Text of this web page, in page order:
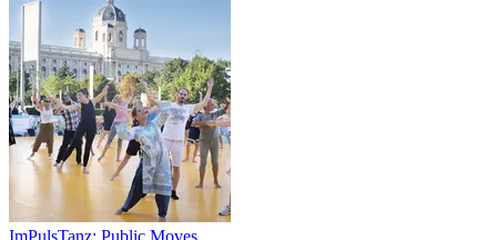
ImPulsTanz: Public Moves